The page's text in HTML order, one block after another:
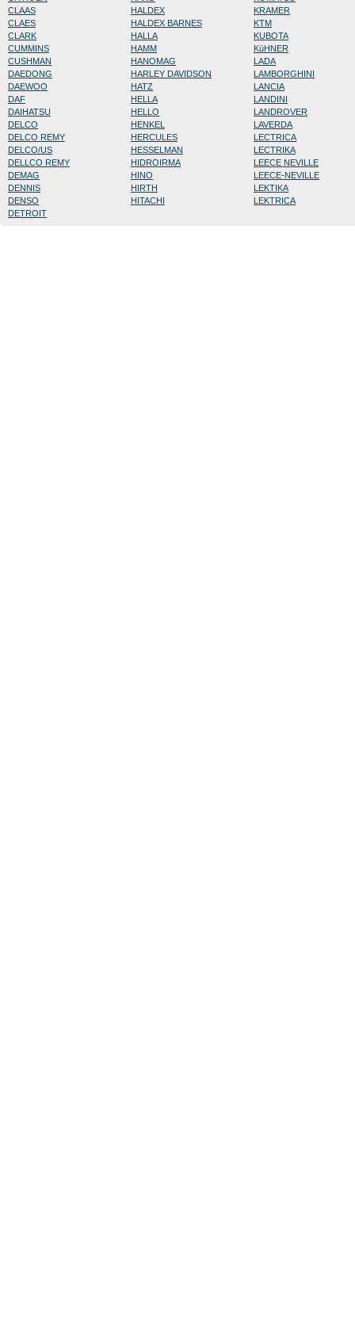
CLAAS
CLAES
CLARK
CUMMINS
CUSHMAN
DAEDONG
DAEWOO
DAF
DAIHATSU
DELCO
DELCO REMY
DELCO/US
DELLCO REMY
DEMAG
DENNIS
DENSO
DETROIT
HALDEX
HALDEX BARNES
HALLA
HAMM
HANOMAG
HARLEY DAVIDSON
HATZ
HELLA
HELLO
HENKEL
HERCULES
HESSELMAN
HIDROIRMA
HINO
HIRTH
HITACHI
KRAMER
KTM
KUBOTA
KüHNER
LADA
LAMBORGHINI
LANCIA
LANDINI
LANDROVER
LAVERDA
LECTRICA
LECTRIKA
LEECE NEVILLE
LEECE-NEVILLE
LEKTIKA
LEKTRICA